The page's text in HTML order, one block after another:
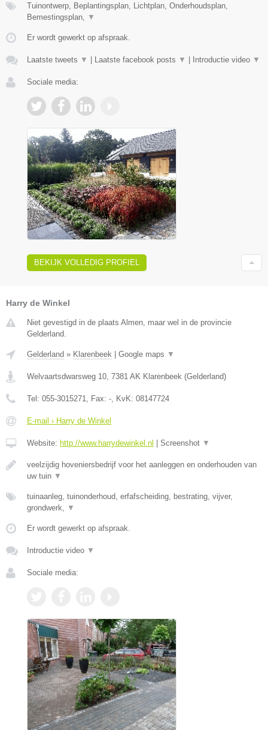
Tuinontwerp, Beplantingsplan, Lichtplan, Onderhoudsplan,
Bemestingsplan,
▼
Er wordt gewerkt op afspraak.
Laatste tweets ▼ Laatste facebook posts ▼ Introductie video ▼
Sociale media:
BEKIJK VOLLEDIG PROFIEL
Harry de Winkel
Niet gevestigd in de plaats Almen, maar wel in de provincie
Gelderland.
Gelderland » Klarenbeek Google maps ▼
Welvaartsdwarsweg 10, 7381 AK Klarenbeek (Gelderland)
Tel: 055-3015271, Fax: -, KvK: 08147724
E-mail › Harry de Winkel
Website: http://www.harrydewinkel.nl Screenshot ▼
veelzijdig hoveniersbedrijf voor het aanleggen en onderhouden van
uw tuin ▼
tuinaanleg, tuinonderhoud, erfafscheiding, bestrating, vijver,
grondwerk, ▼
Er wordt gewerkt op afspraak.
Introductie video ▼
Sociale media: